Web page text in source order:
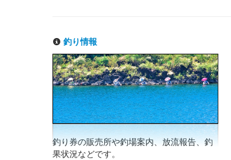
釣り情報
釣り券の販売所や釣場案内、放流報告、釣
果状況などです。